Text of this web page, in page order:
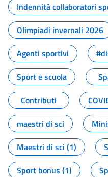
Indennità collaboratori
Olimpiadi invernali 2026
Agenti sportivi
Sport e scuola
Contributi
maestri di sci
Maestri di sci (1)
Sport bonus (1)